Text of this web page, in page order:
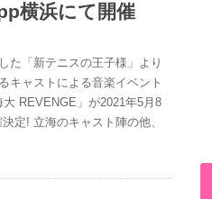
横浜にて開催
た「新テニスの王子様」より
キャストによる音楽イベント
REVENGE」が2021年5月8
定! 立海のキャスト陣の他、